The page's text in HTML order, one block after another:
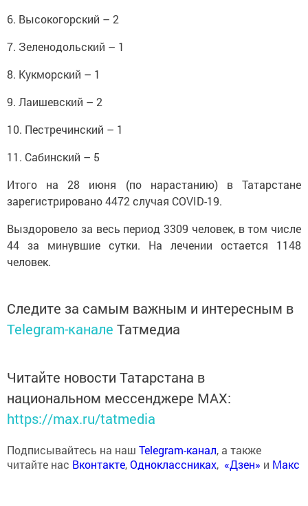
6. Высокогорский – 2
7. Зеленодольский – 1
8. Кукморский – 1
9. Лаишевский – 2
10. Пестречинский – 1
11. Сабинский – 5
Итого на 28 июня (по нарастанию) в Татарстане
зарегистрировано 4472 случая COVID-19.
Выздоровело за весь период 3309 человек, в том числе
44 за минувшие сутки. На лечении остается 1148
человек.
Следите за самым важным и интересным в
Telegram-канале Татмедиа
Читайте новости Татарстана в
национальном мессенджере MАХ:
https://max.ru/tatmedia
Подписывайтесь на наш Telegram-канал, а также
читайте нас Вконтакте,Одноклассниках, «Дзен» и Макс